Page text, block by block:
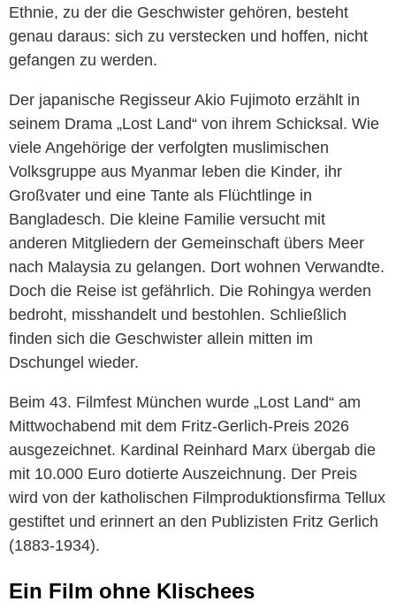
Ethnie, zu der die Geschwister gehören, besteht
genau daraus: sich zu verstecken und hoffen, nicht
gefangen zu werden.
Der japanische Regisseur Akio Fujimoto erzählt in
seinem Drama „Lost Land“ von ihrem Schicksal. Wie
viele Angehörige der verfolgten muslimischen
Volksgruppe aus Myanmar leben die Kinder, ihr
Großvater und eine Tante als Flüchtlinge in
Bangladesch. Die kleine Familie versucht mit
anderen Mitgliedern der Gemeinschaft übers Meer
nach Malaysia zu gelangen. Dort wohnen Verwandte.
Doch die Reise ist gefährlich. Die Rohingya werden
bedroht, misshandelt und bestohlen. Schließlich
finden sich die Geschwister allein mitten im
Dschungel wieder.
Beim 43. Filmfest München wurde „Lost Land“ am
Mittwochabend mit dem Fritz-Gerlich-Preis 2026
ausgezeichnet. Kardinal Reinhard Marx übergab die
mit 10.000 Euro dotierte Auszeichnung. Der Preis
wird von der katholischen Filmproduktionsfirma Tellux
gestiftet und erinnert an den Publizisten Fritz Gerlich
(1883-1934).
Ein Film ohne Klischees